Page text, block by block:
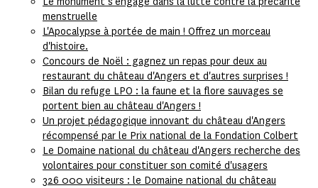
menstruelle
L'Apocalypse à portée de main ! Offrez un morceau
d'histoire.
Concours de Noël : gagnez un repas pour deux au
restaurant du château d'Angers et d'autres surprises !
Bilan du refuge LPO : la faune et la flore sauvages se
portent bien au château d'Angers !
Un projet pédagogique innovant du château d'Angers
récompensé par le Prix national de la Fondation Colbert
Le Domaine national du château d'Angers recherche des
volontaires pour constituer son comité d'usagers
326 000 visiteurs : le Domaine national du château